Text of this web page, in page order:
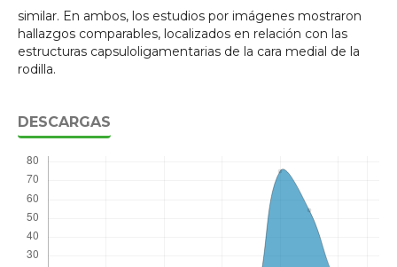
similar. En ambos, los estudios por imágenes mostraron
hallazgos comparables, localizados en relación con las
estructuras capsuloligamentarias de la cara medial de la
rodilla.
DESCARGAS